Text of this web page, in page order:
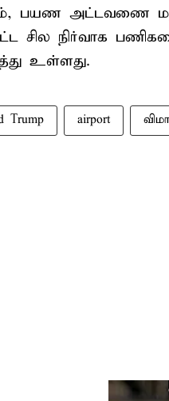
பயண அட்டவணை
சில நிர்வாக
உள்ளது.
Trump airport